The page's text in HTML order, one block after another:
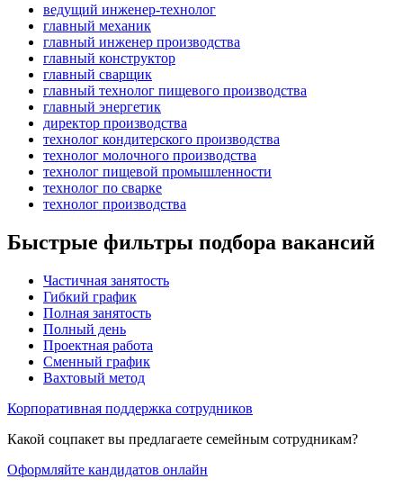
ведущий инженер-технолог
главный механик
главный инженер производства
главный конструктор
главный сварщик
главный технолог пищевого производства
главный энергетик
директор производства
технолог кондитерского производства
технолог молочного производства
технолог пищевой промышленности
технолог по сварке
технолог производства
Быстрые фильтры подбора вакансий
Частичная занятость
Гибкий график
Полная занятость
Полный день
Проектная работа
Сменный график
Вахтовый метод
Корпоративная поддержка сотрудников
Какой соцпакет вы предлагаете семейным сотрудникам?
Оформляйте кандидатов онлайн